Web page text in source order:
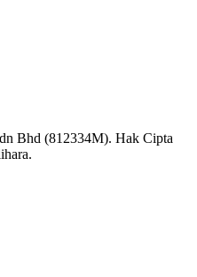
Bhd (812334M). Hak Cipta